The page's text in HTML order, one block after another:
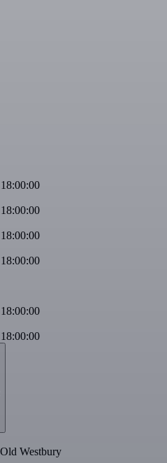
18:00:00
18:00:00
18:00:00
18:00:00
18:00:00
18:00:00
Westbury